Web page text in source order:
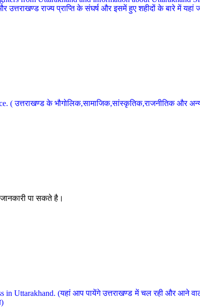
उत्तराखण्ड राज्य प्राप्ति के संघर्ष और इसमें हुए शहीदों के बारे में
( उत्तराखण्ड के भौगोलिक,सामाजिक,सांस्कृतिक,राजनीतिक और
पा सकते है।
Uttarakhand. (यहां आप पायेंगे उत्तराखण्ड में चल रही और आने